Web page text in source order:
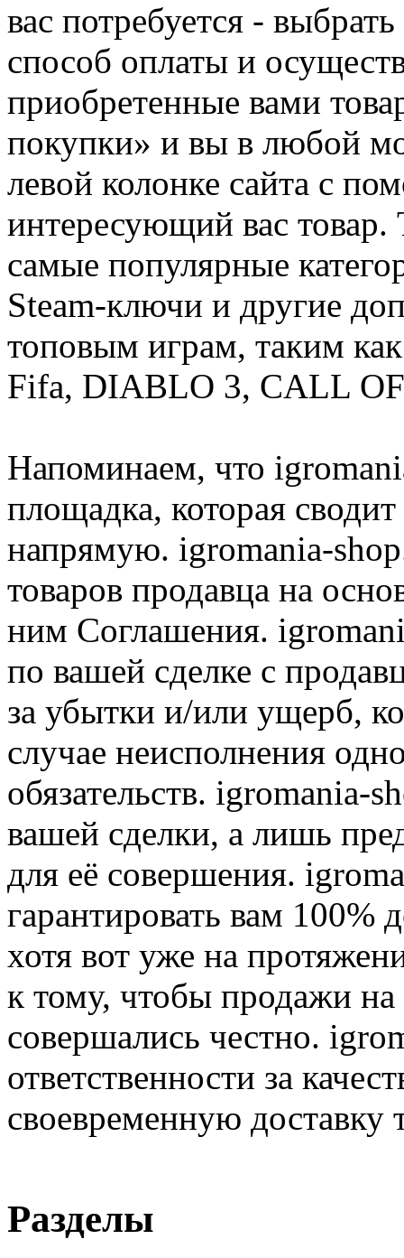
вас потребуется -
способ оплаты и
приобретенные вами
покупки» и вы в любой
левой колонке сайта с
интересующий вас
самые популярные
Steam-ключи и другие
топовым играм, таким
Fifa, DIABLO 3, CALL
Напоминаем, что
площадка, которая
напрямую. igromania-
товаров продавца на
ним Соглашения.
по вашей сделке с
за убытки и/или ущерб,
случае неисполнения
обязательств. igromania-
вашей сделки, а лишь
для её совершения.
гарантировать вам 100%
хотя вот уже на
к тому, чтобы продажи
совершались честно.
ответственности за
своевременную доставку
Разделы